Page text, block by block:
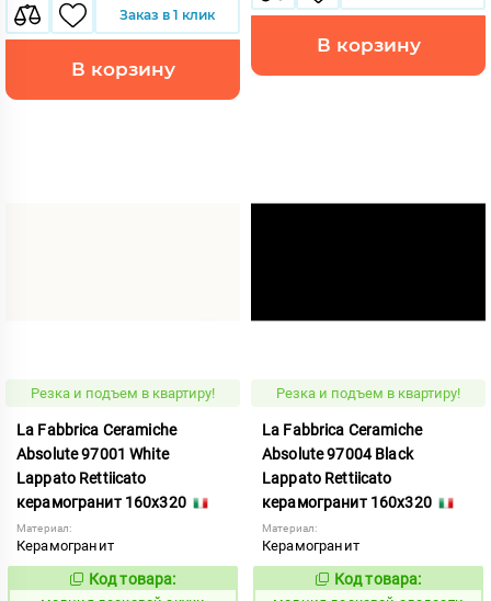
Заказ в 1 клик
В корзину
В корзину
Резка и подъем в квартиру!
La Fabbrica Ceramiche
Absolute 97001 White
Lappato Rettiicato
керамогранит 160x320
Материал:
Керамогранит
1005344
Код товара:
Резка и подъем в квартиру!
La Fabbrica Ceramiche
Absolute 97004 Black
Lappato Rettiicato
керамогранит 160x320
Материал:
Керамогранит
1005345
Код товара: